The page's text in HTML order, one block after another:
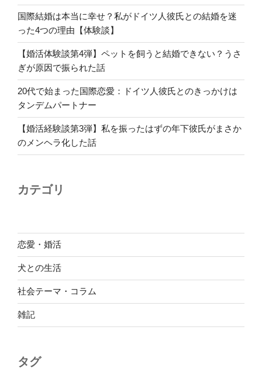
国際結婚は本当に幸せ？私がドイツ人彼氏との結婚を迷
った4つの理由【体験談】
【婚活体験談第4弾】ペットを飼うと結婚できない？うさ
ぎが原因で振られた話
20代で始まった国際恋愛：ドイツ人彼氏とのきっかけは
タンデムパートナー
【婚活経験談第3弾】私を振ったはずの年下彼氏がまさか
のメンヘラ化した話
カテゴリ
恋愛・婚活
犬との生活
社会テーマ・コラム
雑記
タグ